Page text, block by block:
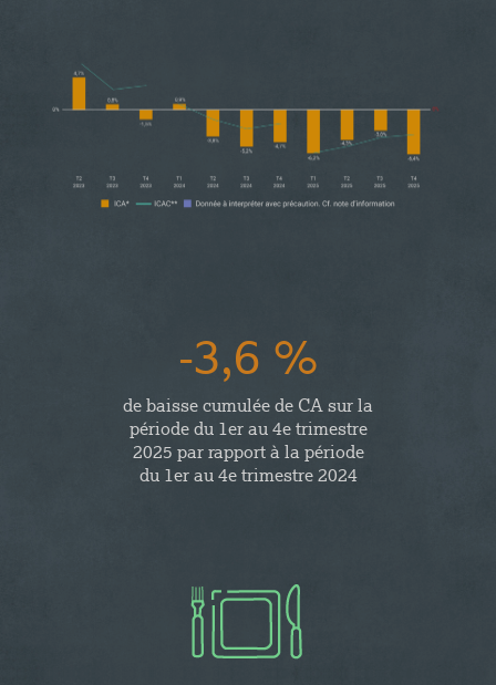
-3,6 %
de baisse cumulée de CA sur la
période du 1er au 4e trimestre
2025 par rapport à la période
du 1er au 4e trimestre 2024